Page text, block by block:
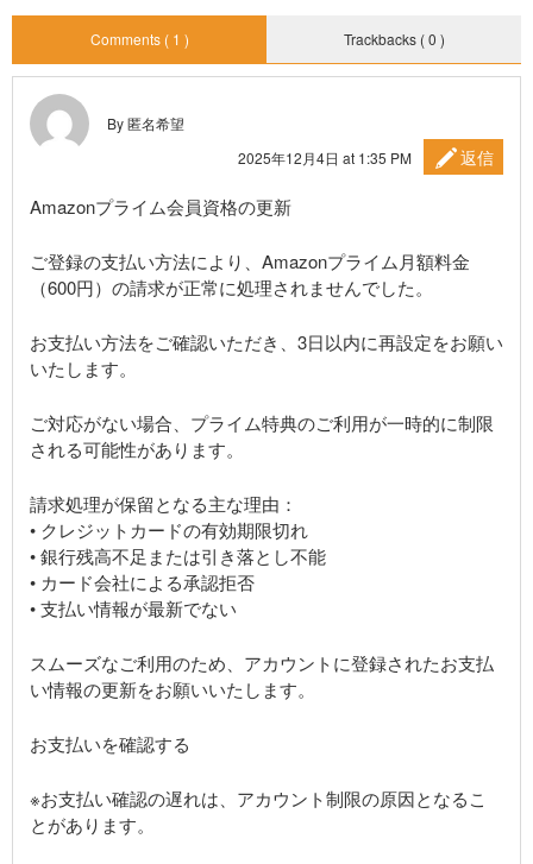
Comments ( 1 ) Trackbacks ( 0 )
By 匿名希望
2025年12月4日 at 1:35 PM
返信
Amazonプライム会員資格の更新
ご登録の支払い方法により、Amazonプライム月額料金
（600円）の請求が正常に処理されませんでした。
お支払い方法をご確認いただき、3日以内に再設定をお願い
いたします。
ご対応がない場合、プライム特典のご利用が一時的に制限
される可能性があります。
請求処理が保留となる主な理由：
• クレジットカードの有効期限切れ
• 銀行残高不足または引き落とし不能
• カード会社による承認拒否
• 支払い情報が最新でない
スムーズなご利用のため、アカウントに登録されたお支払
い情報の更新をお願いいたします。
お支払いを確認する
※お支払い確認の遅れは、アカウント制限の原因となるこ
とがあります。